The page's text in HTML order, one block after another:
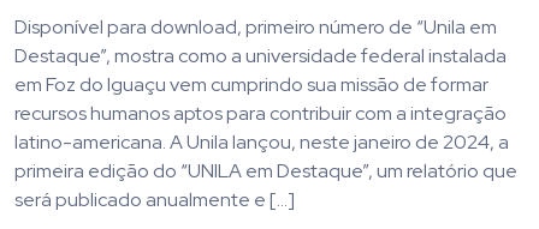
Disponível para download, primeiro número de “Unila em
Destaque”, mostra como a universidade federal instalada
em Foz do Iguaçu vem cumprindo sua missão de formar
recursos humanos aptos para contribuir com a integração
latino-americana. A Unila lançou, neste janeiro de 2024, a
primeira edição do “UNILA em Destaque”, um relatório que
será publicado anualmente e […]